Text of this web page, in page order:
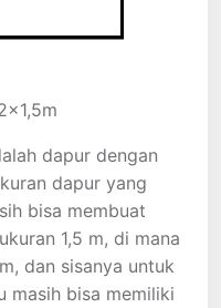
dapur dengan
dapur yang
bisa membuat
1,5 m, di mana
dan sisanya untuk
masih bisa memiliki